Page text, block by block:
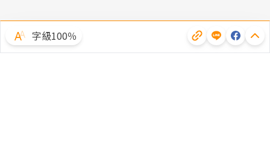
字級100％